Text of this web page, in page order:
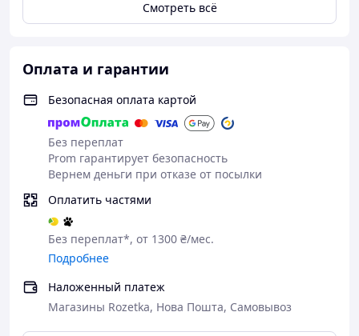
Смотреть всё
Оплата и гарантии
Безопасная оплата картой
Без переплат
Prom гарантирует безопасность
Вернем деньги при отказе от посылки
Оплатить частями
Без переплат*, от 1300 ₴/мес.
Подробнее
Наложенный платеж
Магазины Rozetka, Нова Пошта, Самовывоз